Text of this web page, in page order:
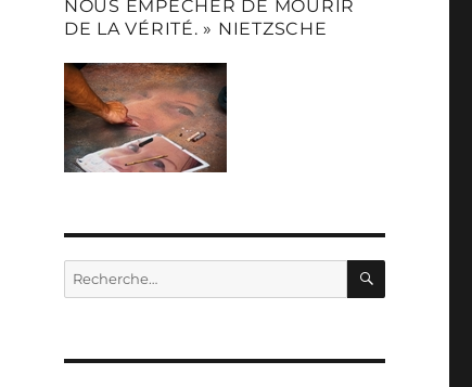
NOUS EMPÊCHER DE MOURIR
DE LA VÉRITÉ. » NIETZSCHE
Recherche
pour :